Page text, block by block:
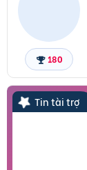
180
Tin tài trợ